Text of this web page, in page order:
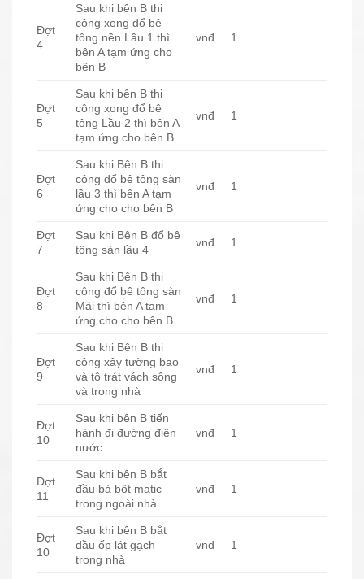
Đợt
4
Sau khi bên B thi
công xong đổ bê
tông nền Lầu 1 thì
bên A tạm ứng cho
bên B
vnđ 1
Đợt
5
Sau khi bên B thi
công xong đổ bê
tông Lầu 2 thì bên A
tạm ứng cho bên B
vnđ 1
Đợt
6
Sau khi Bên B thi
công đổ bê tông sàn
lầu 3 thì bên A tạm
ứng cho cho bên B
vnđ 1
Đợt
7
Sau khi Bên B đổ bê
tông sàn lầu 4
vnđ 1
Đợt
8
Sau khi Bên B thi
công đổ bê tông sàn
Mái thì bên A tạm
ứng cho cho bên B
vnđ 1
Đợt
9
Sau khi Bên B thi
công xây tường bao
và tô trát vách sông
và trong nhà
vnđ 1
Đợt
10
Sau khi bên B tiến
hành đi đường điện
nước
vnđ 1
Đợt
11
Sau khi bên B bắt
đầu bả bột matic
trong ngoài nhà
vnđ 1
Đợt
10
Sau khi bên B bắt
đầu ốp lát gạch
trong nhà
vnđ 1